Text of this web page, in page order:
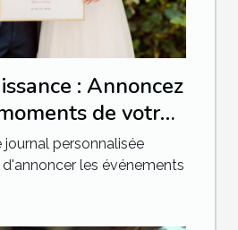
: Annoncez
de votre
couverture de
personnalisée
les événements